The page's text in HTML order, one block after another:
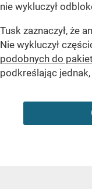
nie wykluczył
Tusk zaznaczył, że
Nie wykluczył
podobnych do
podkreślając jednak,